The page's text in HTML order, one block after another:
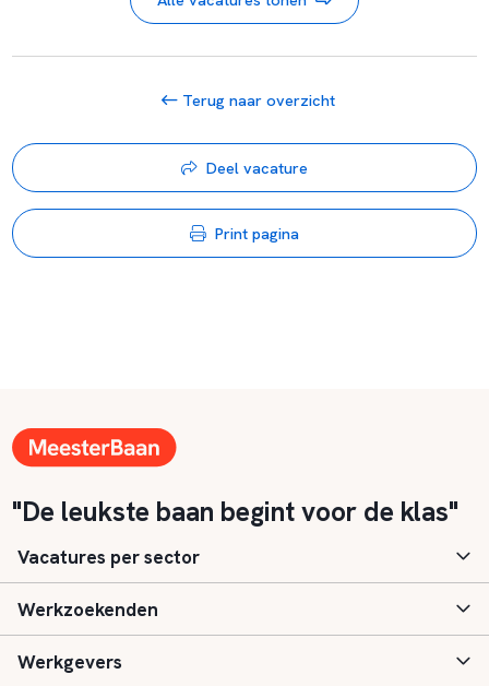
Terug naar overzicht
Deel vacature
Print pagina
"De leukste baan begint voor de klas"
Vacatures per sector
Basisonderwijs
Speciaal (basis) onderwijs
Werkzoekenden
Aanmelden
Werkgevers